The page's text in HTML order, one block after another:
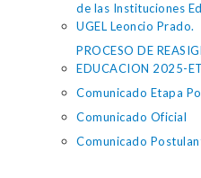
de las Instituciones
UGEL Leoncio Prado.
PROCESO DE
EDUCACION 2025-
Comunicado Etapa
Comunicado Oficial
Comunicado